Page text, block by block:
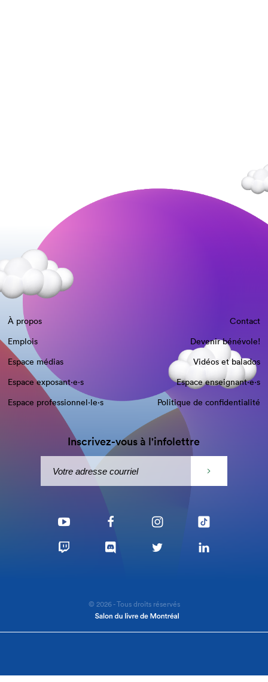
À propos
Contact
Emplois
Devenir bénévole!
Espace médias
Vidéos et balados
Espace exposant·e⋅s
Espace enseignant·e⋅s
Espace professionnel·le⋅s
Politique de confidentialité
Inscrivez-vous à l'infolettre
© 2026 - Tous droits réservés